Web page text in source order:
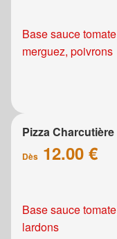
Base sauce
merguez, poivrons
Pizza Charcutière
Dès 12.00 €
Base sauce
lardons